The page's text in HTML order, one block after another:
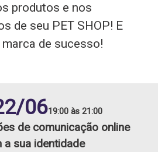
produtos e nos
de seu PET SHOP! E
de sucesso!
0619:00 às 21:00
de comunicação online
a sua identidade